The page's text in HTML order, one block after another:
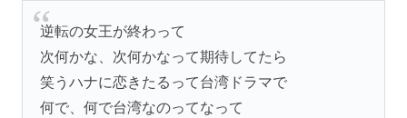
逆転の女王が終わって
次何かな、次何かなって期待してたら
笑うハナに恋きたるって台湾ドラマで
何で、何で台湾なのってなって